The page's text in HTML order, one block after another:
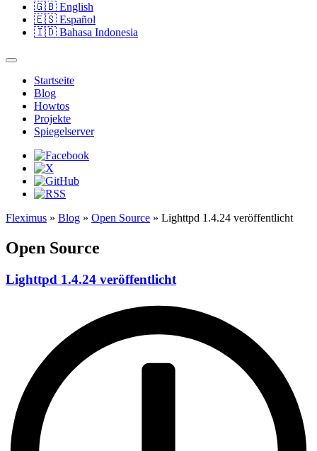
🇬🇧 English
🇪🇸 Español
🇮🇩 Bahasa Indonesia
Startseite
Blog
Howtos
Projekte
Spiegelserver
Fleximus » Blog » Open Source » Lighttpd 1.4.24 veröffentlicht
Open Source
Lighttpd 1.4.24 veröffentlicht